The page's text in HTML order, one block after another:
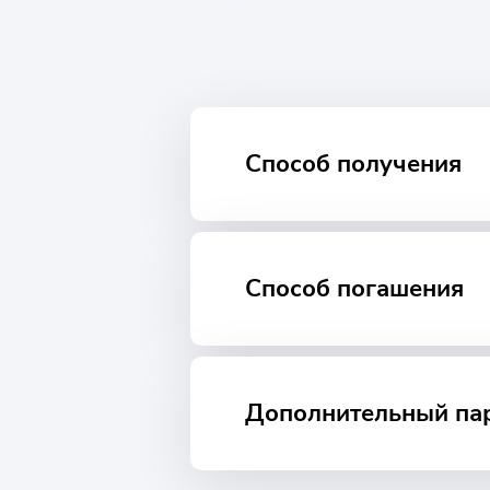
Способ получения
Способ погашения
Дополнительный